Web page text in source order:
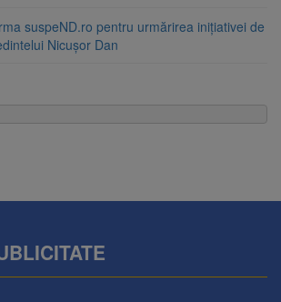
suspeND.ro pentru urmărirea inițiativei de
Nicușor Dan